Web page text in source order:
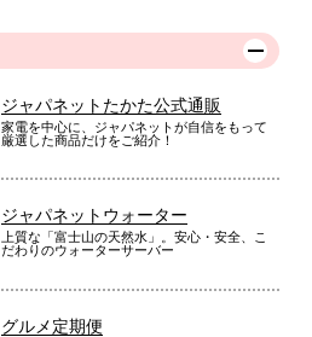
ジャパネットたかた公式通販
家電を中心に、ジャパネットが自信をもって
厳選した商品だけをご紹介！
ジャパネットウォーター
上質な「富士山の天然水」。安心・安全、こ
だわりのウォーターサーバー
グルメ定期便